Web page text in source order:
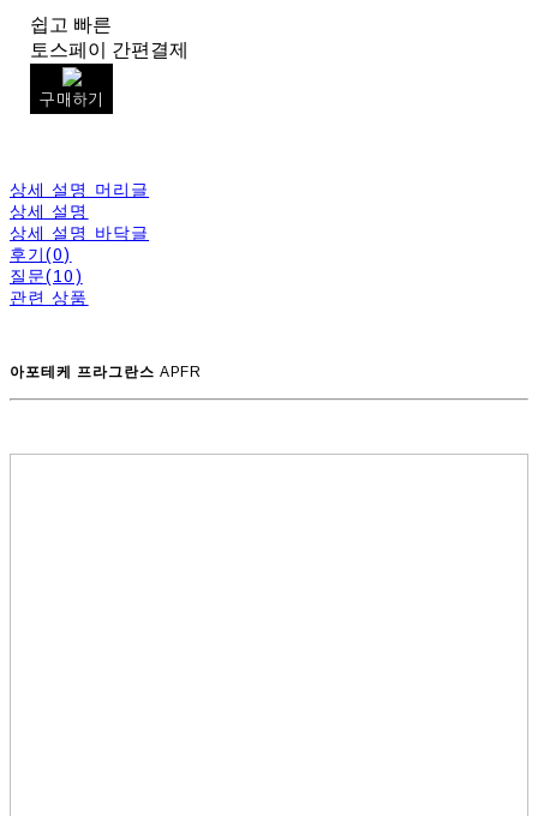
쉽고 빠른
토스페이 간편결제
구매하기
상세 설명 머리글
상세 설명
상세 설명 바닥글
후기(0)
질문(10)
관련 상품
아포테케 프라그란스 APFR